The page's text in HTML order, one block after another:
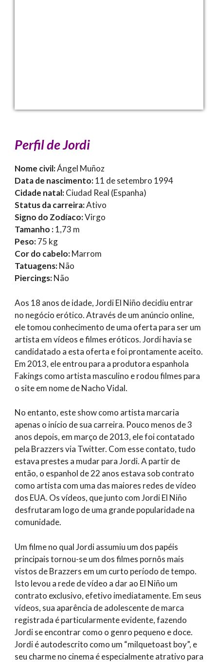
Perfil de Jordi
Nome civil:Ángel Muñoz
Data de nascimento:11 de setembro 1994
Cidade natal:Ciudad Real (Espanha)
Status da carreira:Ativo
Signo do Zodíaco:Virgo
Tamanho :1,73 m
Peso:75 kg
Cor do cabelo:Marrom
Tatuagens:Não
Piercings:Não
Aos 18 anos de idade, Jordi El Niño decidiu entrar
no negócio erótico. Através de um anúncio online,
ele tomou conhecimento de uma oferta para ser um
artista em vídeos e filmes eróticos. Jordi havia se
candidatado a esta oferta e foi prontamente aceito.
Em 2013, ele entrou para a produtora espanhola
Fakings como artista masculino e rodou filmes para
o site em nome de Nacho Vidal.
No entanto, este show como artista marcaria
apenas o início de sua carreira. Pouco menos de 3
anos depois, em março de 2013, ele foi contatado
pela Brazzers via Twitter. Com esse contato, tudo
estava prestes a mudar para Jordi. A partir de
então, o espanhol de 22 anos estava sob contrato
como artista com uma das maiores redes de vídeo
dos EUA. Os vídeos, que junto com Jordi El Niño
desfrutaram logo de uma grande popularidade na
comunidade.
Um filme no qual Jordi assumiu um dos papéis
principais tornou-se um dos filmes pornôs mais
vistos de Brazzers em um curto período de tempo.
Isto levou a rede de vídeo a dar ao El Niño um
contrato exclusivo, efetivo imediatamente. Em seus
vídeos, sua aparência de adolescente de marca
registrada é particularmente evidente, fazendo
Jordi se encontrar como o genro pequeno e doce.
Jordi é autodescrito como um “milquetoast boy”, e
seu charme no cinema é especialmente atrativo para